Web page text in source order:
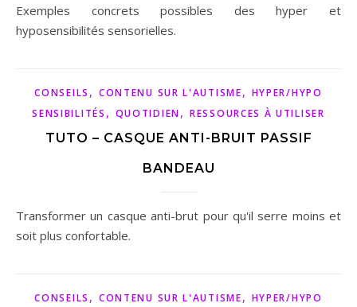
Exemples concrets possibles des hyper et
hyposensibilités sensorielles.
CONSEILS , CONTENU SUR L'AUTISME, HYPER/HYPO
SENSIBILITÉS , QUOTIDIEN, RESSOURCES À UTILISER
TUTO – CASQUE ANTI-BRUIT PASSIF
BANDEAU
Transformer un casque anti-brut pour qu'il serre moins et
soit plus confortable.
CONSEILS , CONTENU SUR L'AUTISME, HYPER/HYPO